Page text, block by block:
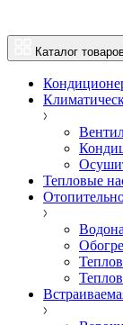
Каталог
Тепловые